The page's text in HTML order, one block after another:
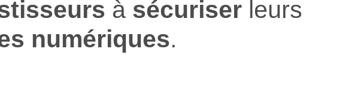
à sécuriser leurs
numériques.